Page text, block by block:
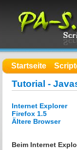
Startseite
Tutorial -
Internet Explorer
Firefox 1.5
Ältere Browser
Beim Internet